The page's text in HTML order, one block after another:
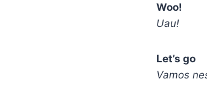
Woo!
Uau!
Let’s go
Vamos